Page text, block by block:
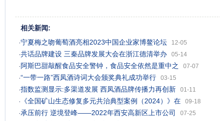
相关新闻:
·宁夏梅之吻葡萄酒亮相2023中国企业家博鳌论坛
12-05
·共话品牌建设 三秦品牌发展大会在浙江德清举办
05-14
· 阿斯巴甜敲醒食品安全警钟，食品安全依然是重中之
07-07
·“一带一路”西凤酒诗词大会颁奖典礼成功举行
03-15
·指数监测显示:多渠道发展 西凤酒品牌传播力再创新
01-11
·
《全国矿山生态修复多元共治典型案例（2024）》在
09-18
·承压前行 逆境登峰——2022年西安高新区上市公司
07-25